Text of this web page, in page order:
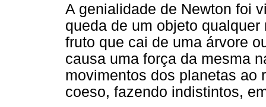
A genialidade de Newton foi
queda de um objeto
fruto que cai de uma árvore
causa uma força da mesma
movimentos dos planetas ao
coeso, fazendo indistintos,